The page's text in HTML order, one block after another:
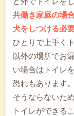
共働き家庭の場
犬をしつける必
ひとりで上手く
以外の場所でお
い場合はトイレ
恐れもあります。
そうならないた
トイレができる